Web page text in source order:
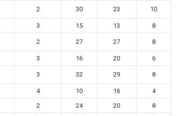
2 30 23 10
3 15 13 8
2 27 27 8
3 16 20 6
3 32 29 8
4 10 16
4
2 24 20
8